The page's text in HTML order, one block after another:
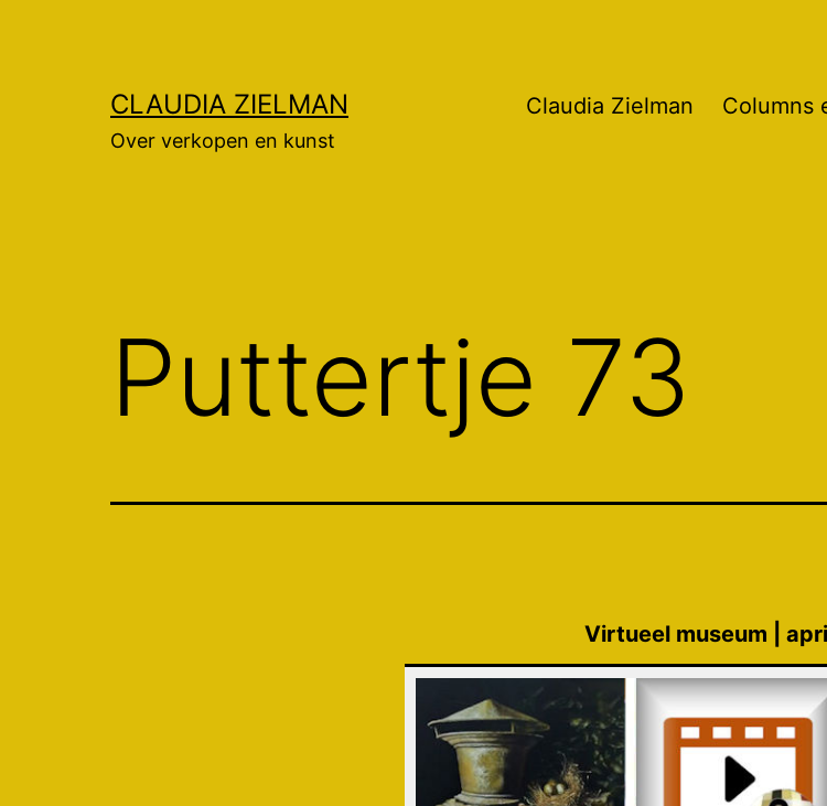
CLAUDIA ZIELMAN
Over verkopen en kunst
Claudia Zielman Columns
Puttertje 73
Virtueel museum |